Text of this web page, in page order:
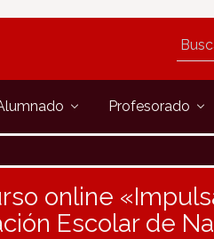
Profesorado
online
Escolar de